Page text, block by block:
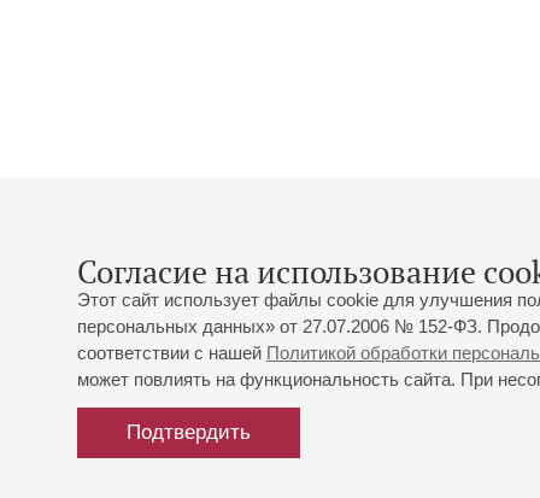
Согласие на использование
Этот сайт использует файлы cookie для улучшения
персональных данных» от 27.07.2006 № 152-ФЗ.
соответствии с нашей Политикой обработки
может повлиять на функциональность сайта. При
Подтвердить